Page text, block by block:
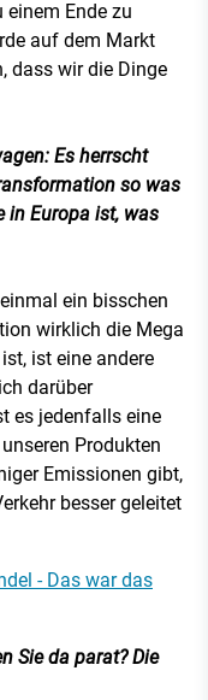
einem Ende zu
auf dem Markt
dass wir die Dinge
Es herrscht
so was
in Europa ist, was
ein bisschen
wirklich die Mega
ist eine andere
darüber
es jedenfalls eine
Produkten
Emissionen gibt,
besser geleitet
- Das war das
Sie da parat? Die